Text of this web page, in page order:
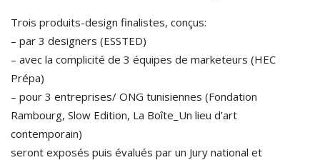
Trois produits-design finalistes, conçus:
– par 3 designers (ESSTED)
– avec la complicité de 3 équipes de marketeurs (HEC
Prépa)
– pour 3 entreprises/ ONG tunisiennes (Fondation
Rambourg, Slow Edition, La Boîte_Un lieu d’art
contemporain)
seront exposés puis évalués par un Jury national et